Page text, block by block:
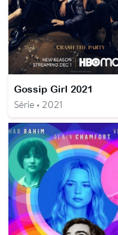
Gossip Girl 2021
Série • 2021